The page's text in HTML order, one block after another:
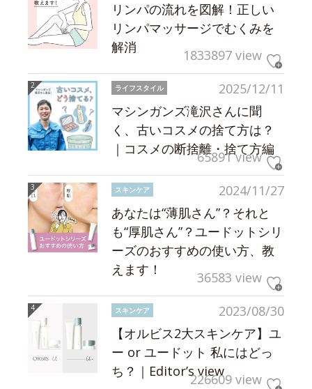
リンパの流れを図解！正しい
リンパマッサージでむくみを
解消
1833897 view
2025/12/11
ライフスタイル
マシンガンズ滝沢さんに聞
く、古いコスメの捨て方は？
｜コスメの断捨離・捨て方編
65891 view
2024/11/27
スキンケア
あなたは“薄肌さん”？それと
も“厚肌さん”？ユードットシリ
ーズのおすすめの使い方、教
えます！
36583 view
2023/08/30
スキンケア
【オルビス2大スキンケア】ユ
ー or ユードット 私にはどっ
ち？｜Editor’s view226609 view